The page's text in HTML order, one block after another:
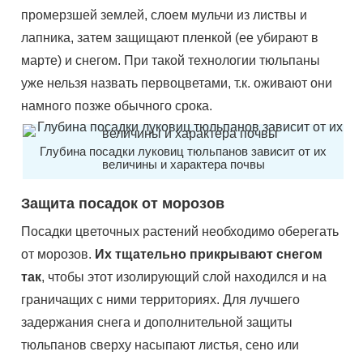
промерзшей землей, слоем мульчи из листвы и
лапника, затем защищают пленкой (ее убирают в
марте) и снегом. При такой технологии тюльпаны
уже нельзя назвать первоцветами, т.к. оживают они
намного позже обычного срока.
Глубина посадки луковиц тюльпанов зависит от их
величины и характера почвы
Защита посадок от морозов
Посадки цветочных растений необходимо оберегать
от морозов. Их тщательно прикрывают снегом
так, чтобы этот изолирующий слой находился и на
граничащих с ними территориях. Для лучшего
задержания снега и дополнительной защиты
тюльпанов сверху насыпают листья, сено или